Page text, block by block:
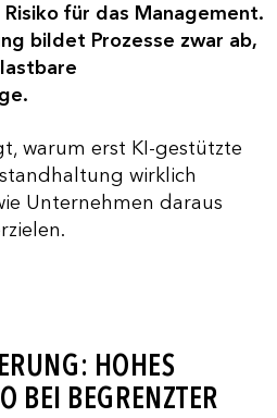
für das Management.
bildet Prozesse zwar ab,
warum erst KI-gestützte
wirklich
Unternehmen daraus
HOHES
BEI BEGRENZTER